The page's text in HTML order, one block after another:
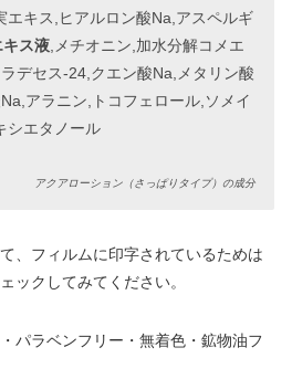
エキス,ヒアルロン酸Na,アスペルギ
ス液,メチオニン,加水分解コメエ
デセス-24,クエン酸Na,メタリン酸
アラニン,トコフェロール,ソメイ
シエタノール
アクアローション（さっぱりタイプ）の成分
、フィルムに印字されているためは
ックしてみてください。
パラベンフリー・無着色・鉱物油フ